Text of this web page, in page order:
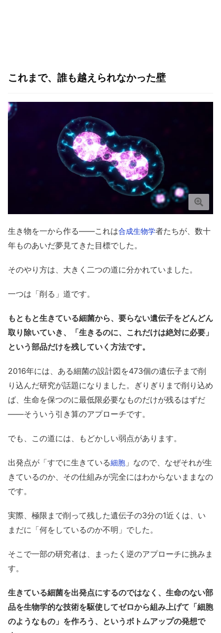
これまで、誰も越えられなかった壁
生き物を一から作る——これは合成生物学者たちが、数十
年ものあいだ夢見てきた目標でした。
そのやり方は、大きく二つの道に分かれていました。
一つは「削る」道です。
もともと生きている細菌から、要らない遺伝子をどんどん
取り除いていき、「生きるのに、これだけは絶対に必要」
という部品だけを残していく方法です。
2016年には、ある細菌の設計図を473個の遺伝子まで削
り込んだ研究が話題になりました。ぎりぎりまで削り込め
ば、生命を保つのに最低限必要なものだけが残るはずだ
——そういう引き算のアプローチです。
でも、この道には、もどかしい弱点があります。
出発点が「すでに生きている細胞 」なので、なぜそれが生
きているのか、その仕組みが完全にはわからないままなの
です。
実際、極限まで削って残した遺伝子の3分の1近くは、い
まだに「何をしているのか不明」でした。
そこで一部の研究者は、まったく逆のアプローチに挑みま
す。
生きている細菌を出発点にするのではなく、生命のない部
品を生物学的な技術を駆使してゼロから組み上げて「細胞
のようなもの」を作ろう、というボトムアップの発想で